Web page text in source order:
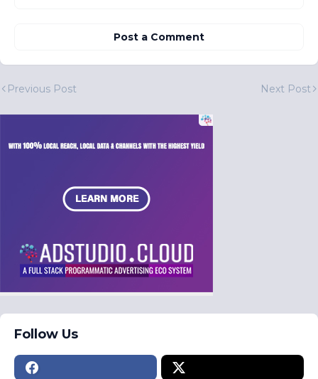
Post a Comment
Previous Post Next Post
Follow Us